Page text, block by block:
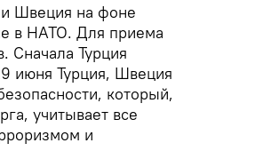
Швеция на фоне
в НАТО. Для приема
Сначала Турция
июня Турция, Швеция
который,
учитывает все
и